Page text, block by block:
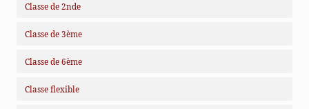
Classe de 2nde
Classe de 3ème
Classe de 6ème
Classe flexible